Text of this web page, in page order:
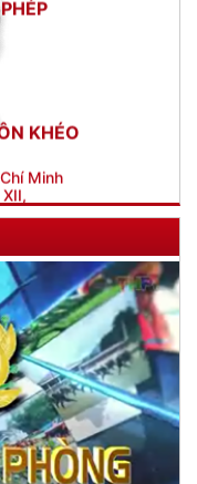
KHÉO
Minh
1948.